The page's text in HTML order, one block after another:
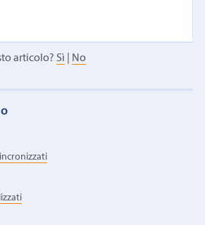
articolo? Sì No